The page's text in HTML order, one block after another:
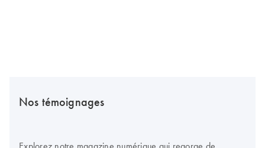
Nos témoignages
Explorez notre magazine numérique qui regorge de